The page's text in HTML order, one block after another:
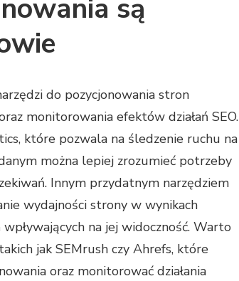
są
do pozycjonowania stron
monitorowania efektów działań SEO.
które pozwala na śledzenie ruchu na
można lepiej zrozumieć potrzeby
Innym przydatnym narzędziem
wydajności strony w wynikach
na jej widoczność. Warto
jak SEMrush czy Ahrefs, które
oraz monitorować działania